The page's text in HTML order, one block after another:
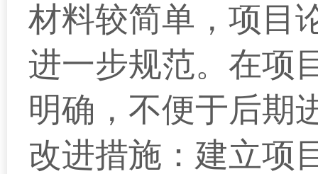
材料较简单，项目
进一步规范。在项
明确，不便于后期
改进措施： 建立项